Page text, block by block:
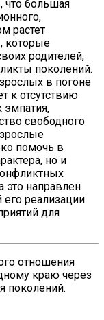
что большая
растет
которые
родителей,
поколений.
в погоне
к отсутствию
эмпатия,
свободного
помочь в
но и
это направлен
его реализации
для
отношения
краю через
поколений.